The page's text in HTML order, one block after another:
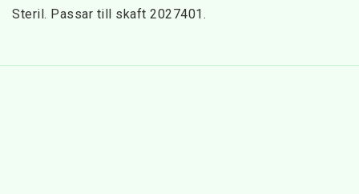
Steril. Passar till skaft 2027401.